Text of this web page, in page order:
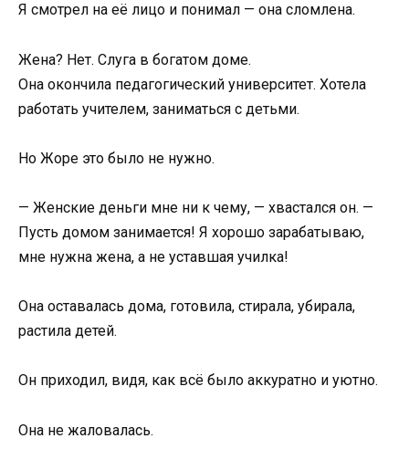
Я смотрел на её лицо и понимал — она сломлена.
Жена? Нет. Слуга в богатом доме.
Она окончила педагогический университет. Хотела
работать учителем, заниматься с детьми.
Но Жоре это было не нужно.
— Женские деньги мне ни к чему, — хвастался он. —
Пусть домом занимается! Я хорошо зарабатываю,
мне нужна жена, а не уставшая училка!
Она оставалась дома, готовила, стирала, убирала,
растила детей.
Он приходил, видя, как всё было аккуратно и уютно.
Она не жаловалась.